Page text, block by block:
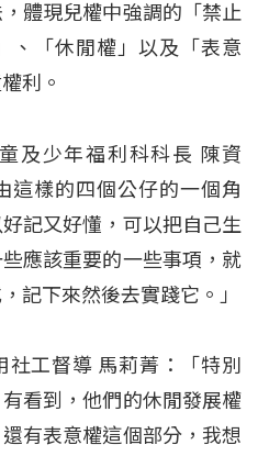
體現兒權中強調的「禁止
、「休閒權」以及「表意
利。
及少年福利科科長 陳資
這樣的四個公仔的一個角
記又好懂，可以把自己生
應該重要的一些事項，就
記下來然後去實踐它。」
工督導 馬莉菁：「特別
看到，他們的休閒發展權
有表意權這個部分，我想